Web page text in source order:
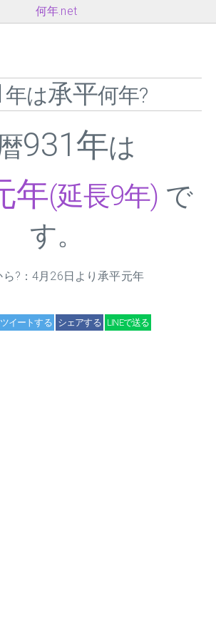
何年.net
年は承平何年?
931年は
年(延長9年) で
す。
ら?：4月26日より承平元年
ツイートする シェアする LINEで送る